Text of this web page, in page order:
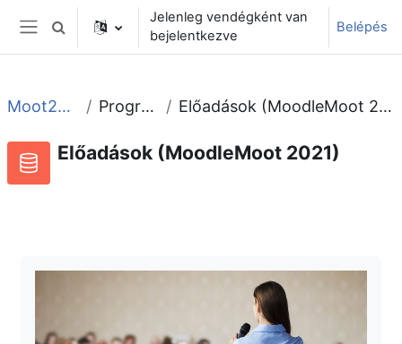
Tovább a fő tartalomhoz
Oldalpanel
Keresési bemeneti adatok váltása
Jelenleg vendégként van
bejelentkezve
Belépés
Moot2021 Program Előadások (MoodleMoot 2021)
Előadások (MoodleMoot 2021)